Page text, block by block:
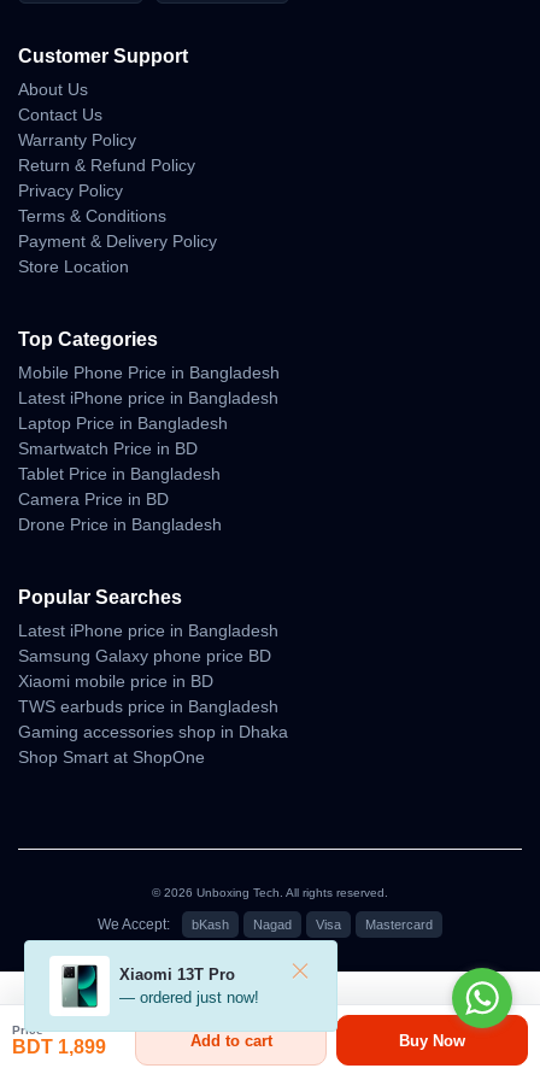
Price
BDT 1,899 Add to cart Buy Now
পণ্যের দাম স্টক ও বাজার পরিস্থিতির উপর ভিত্তি করে পরিবর্তন হতে পারে। অর্ডার করার সময়
এই পণ্যটি অফিসিয়াল সোর্স থেকে সংগ্রহ করা এবং শপ ওয়ারেন্টির আওতায় বিক্রি করা হয়।
প্রোডাক্ট সংক্রান্ত যেকোনো সহায়তার জন্য সরাসরি শপে যোগাযোগ করা যাবে।
What Comes in the Box
TP-Link Archer C24 router
Power adapter
Ethernet cable
User documentation
FAQ
Q: এই router কি dual-band সাপোর্ট করে
A: হ্যাঁ, 2.4GHz এবং 5GHz দুইটি band সাপোর্ট করে।
Q: বাংলাদেশে কি এই মডেলটি পাওয়া যায়
A: স্টক থাকলে ঢাকায় ফিজিক্যাল শপ থেকে সংগ্রহ করা যায়।
Q: এটি কি home internet-এর জন্য উপযুক্ত
A: basic home browsing, streaming এবং online class-এর জন্য এটি
Why Shop With Us?
Estimated Delivery:
09 Aug - 10 Aug (Dhaka), 10 Aug - 11 Aug (Outside)
৳1,899
Customer Support
About Us
Contact Us
Warranty Policy
Return & Refund Policy
Privacy Policy
Terms & Conditions
Payment & Delivery Policy
Store Location
Top Categories
Mobile Phone Price in Bangladesh
Latest iPhone price in Bangladesh
Laptop Price in Bangladesh
Smartwatch Price in BD
Tablet Price in Bangladesh
Camera Price in BD
Drone Price in Bangladesh
Popular Searches
Latest iPhone price in Bangladesh
Samsung Galaxy phone price BD
Xiaomi mobile price in BD
TWS earbuds price in Bangladesh
Gaming accessories shop in Dhaka
Shop Smart at ShopOne
© 2026 Unboxing Tech. All rights reserved.
We Accept: bKash Nagad Visa Mastercard
Xiaomi 13T Pro
— ordered just now!